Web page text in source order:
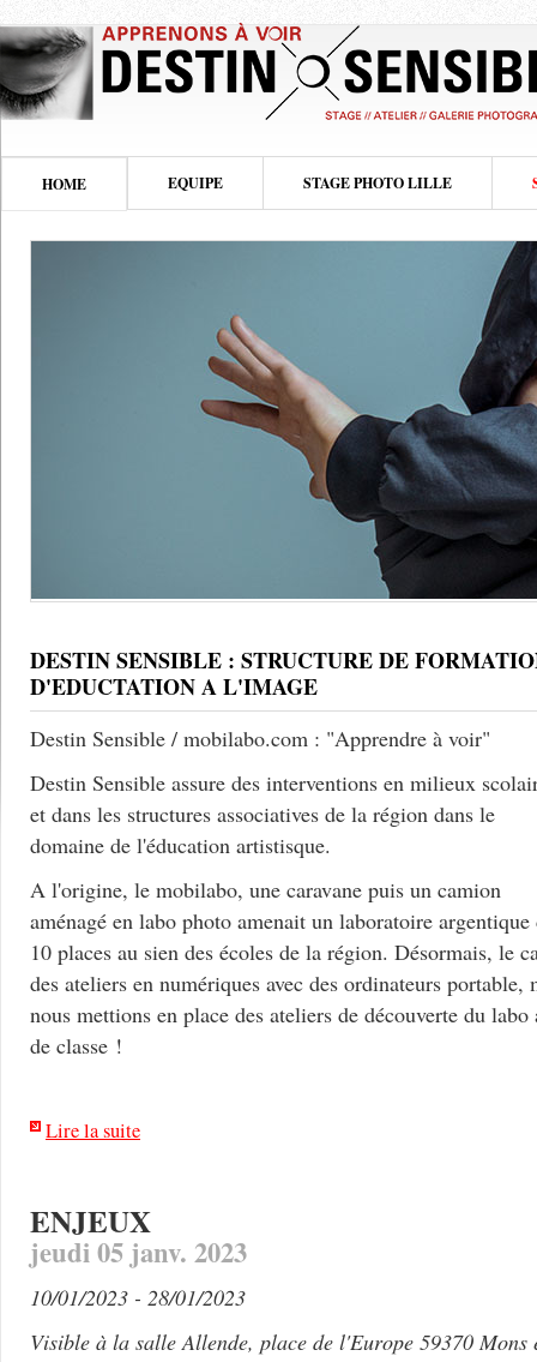
HOME EQUIPE STAGE PHOTO LILLE
DESTIN SENSIBLE : STRUCTURE DE
D'EDUCTATION A L'IMAGE
Destin Sensible / mobilabo.com : "Apprendre à voir"
Destin Sensible assure des interventions en milieux
et dans les structures associatives de la région dans le
domaine de l'éducation artistisque.
A l'origine, le mobilabo, une caravane puis un camion
aménagé en labo photo amenait un laboratoire argentique
10 places au sien des écoles de la région. Désormais, le
des ateliers en numériques avec des ordinateurs
nous mettions en place des ateliers de découverte du labo
de classe !
Lire la suite
ENJEUX
jeudi 05 janv. 2023
10/01/2023 - 28/01/2023
Visible à la salle Allende, place de l'Europe 59370 Mons